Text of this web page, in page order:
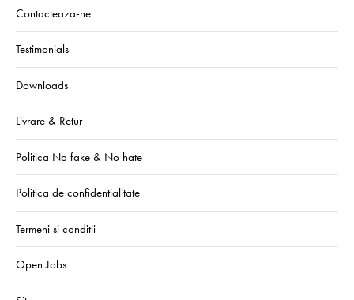
Contacteaza-ne
Testimonials
Downloads
Livrare & Retur
Politica No fake & No hate
Politica de confidentialitate
Termeni si conditii
Open Jobs